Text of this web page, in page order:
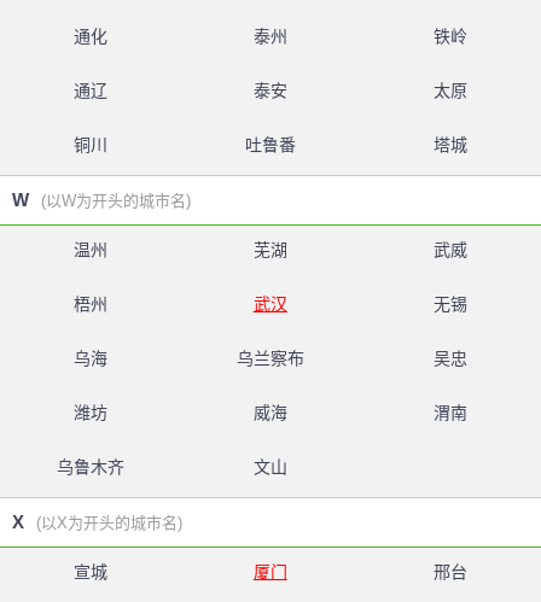
通化 泰州 铁岭
通辽 泰安 太原
铜川 吐鲁番 塔城
W (以W为开头的城市名)
温州 芜湖 武威
梧州 武汉 无锡
乌海 乌兰察布 吴忠
潍坊 威海 渭南
乌鲁木齐 文山
X (以X为开头的城市名)
宣城 厦门 邢台